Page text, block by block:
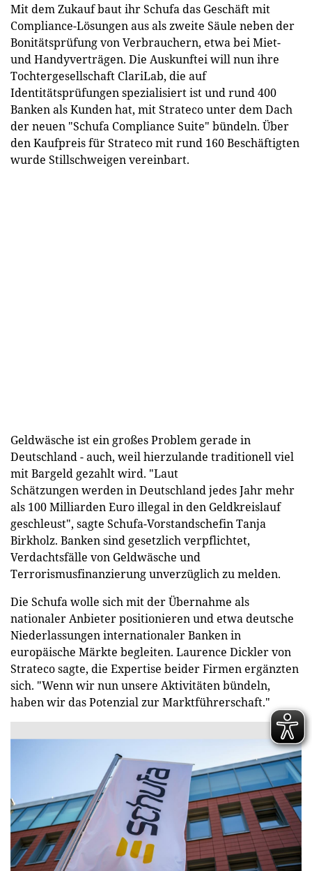
Mit dem Zukauf baut ihr Schufa das Geschäft mit
Compliance-Lösungen aus als zweite Säule neben der
Bonitätsprüfung von Verbrauchern, etwa bei Miet-
und Handyverträgen. Die Auskunftei will nun ihre
Tochtergesellschaft ClariLab, die auf
Identitätsprüfungen spezialisiert ist und rund 400
Banken als Kunden hat, mit Strateco unter dem Dach
der neuen "Schufa Compliance Suite" bündeln. Über
den Kaufpreis für Strateco mit rund 160 Beschäftigten
wurde Stillschweigen vereinbart.
Geldwäsche ist ein großes Problem gerade in
Deutschland - auch, weil hierzulande traditionell viel
mit Bargeld gezahlt wird. "Laut
Schätzungen werden in Deutschland jedes Jahr mehr
als 100 Milliarden Euro illegal in den Geldkreislauf
geschleust", sagte Schufa-Vorstandschefin Tanja
Birkholz. Banken sind gesetzlich verpflichtet,
Verdachtsfälle von Geldwäsche und
Terrorismusfinanzierung unverzüglich zu melden.
Die Schufa wolle sich mit der Übernahme als
nationaler Anbieter positionieren und etwa deutsche
Niederlassungen internationaler Banken in
europäische Märkte begleiten. Laurence Dickler von
Strateco sagte, die Expertise beider Firmen ergänzten
sich. "Wenn wir nun unsere Aktivitäten bündeln,
haben wir das Potenzial zur Marktführerschaft."